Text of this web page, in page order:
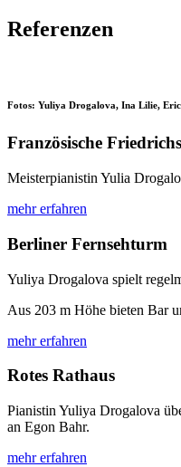
Referenzen
Fotos: Yuliya Drogalova, Ina Lilie,
Französische
Meisterpianistin Yulia
mehr erfahren
Berliner Fernsehturm
Yuliya Drogalova spielt
Aus 203 m Höhe bieten Bar
mehr erfahren
Rotes Rathaus
Pianistin Yuliya Drogalova
an Egon Bahr.
mehr erfahren